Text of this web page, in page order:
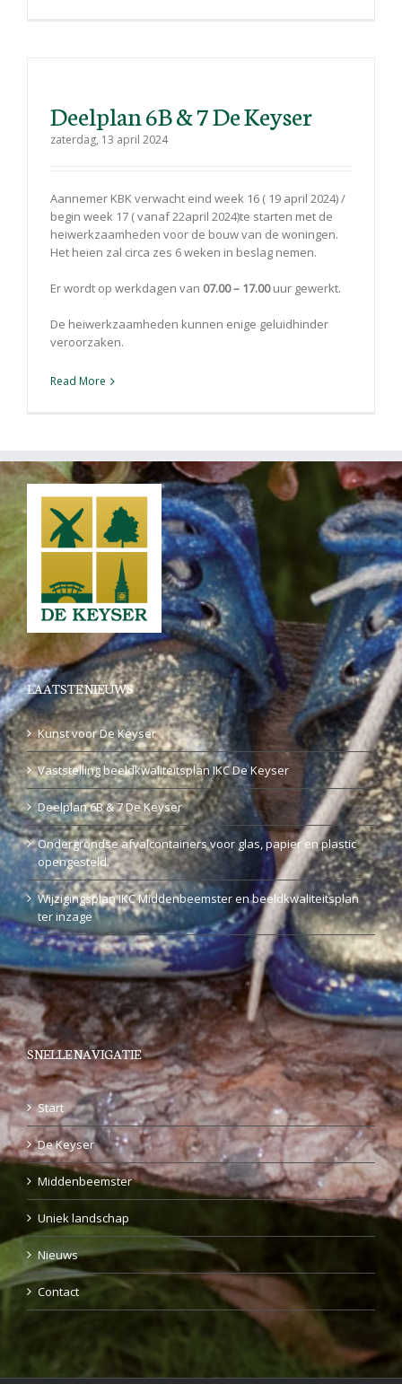
Deelplan 6B & 7 De Keyser
zaterdag, 13 april 2024
Aannemer KBK verwacht eind week 16 ( 19 april 2024) /
begin week 17 ( vanaf 22april 2024)te starten met de
heiwerkzaamheden voor de bouw van de woningen.
Het heien zal circa zes 6 weken in beslag nemen.
Er wordt op werkdagen van 07.00 – 17.00uur gewerkt.
De heiwerkzaamheden kunnen enige geluidhinder
veroorzaken.
Read More
LAATSTE NIEUWS
Kunst voor De Keyser
Vaststelling beeldkwaliteitsplan IKC De Keyser
Deelplan 6B & 7 De Keyser
Ondergrondse afvalcontainers voor glas, papier en plastic
opengesteld.
Wijzigingsplan IKC Middenbeemster en beeldkwaliteitsplan
ter inzage
SNELLE NAVIGATIE
Start
De Keyser
Middenbeemster
Uniek landschap
Nieuws
Contact